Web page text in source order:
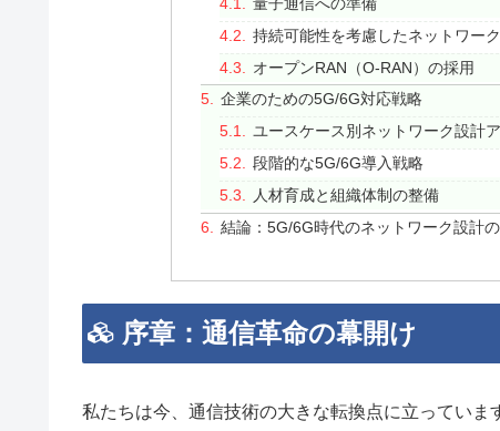
持続可能性を考慮したネットワー
オープンRAN（O-RAN）の採用
企業のための5G/6G対応戦略
ユースケース別ネットワーク設計
段階的な5G/6G導入戦略
人材育成と組織体制の整備
結論：5G/6G時代のネットワーク設計
序章：通信革命の幕開け
私たちは今、通信技術の大きな転換点に立っていま